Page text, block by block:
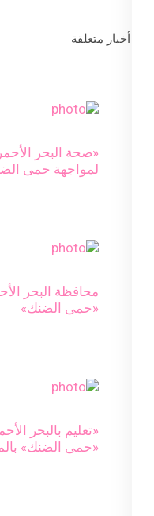
أخبار متعلقة
لمواجهة حمى
محافظة البحر
«حمى الضنك»
«تعليم بالبحر
«حمى الضنك»